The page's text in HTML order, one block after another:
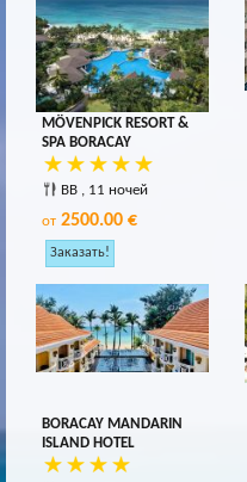
MÖVENPICK RESORT &
SPA BORACAY
BB , 11 ночей
от 2500.00 €
BORACAY MANDARIN
ISLAND HOTEL